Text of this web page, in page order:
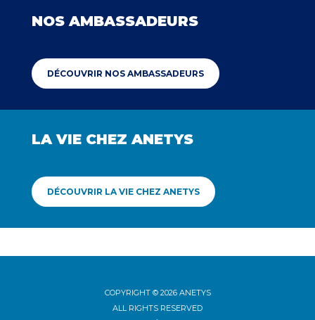
NOS AMBASSADEURS
DÉCOUVRIR NOS AMBASSADEURS
LA VIE CHEZ ANETYS
DÉCOUVRIR LA VIE CHEZ ANETYS
COPYRIGHT © 2026 ANETYS
ALL RIGHTS RESERVED